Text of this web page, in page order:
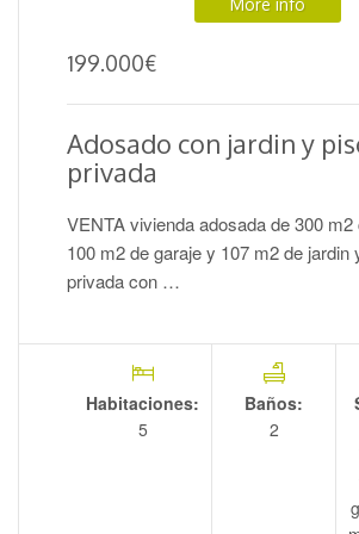
199.000€
Adosado con jardin y
privada
VENTA vivienda adosada de 300
100 m2 de garaje y 107 m2 de jardin
privada con …
Habitaciones:
5
Baños:
2